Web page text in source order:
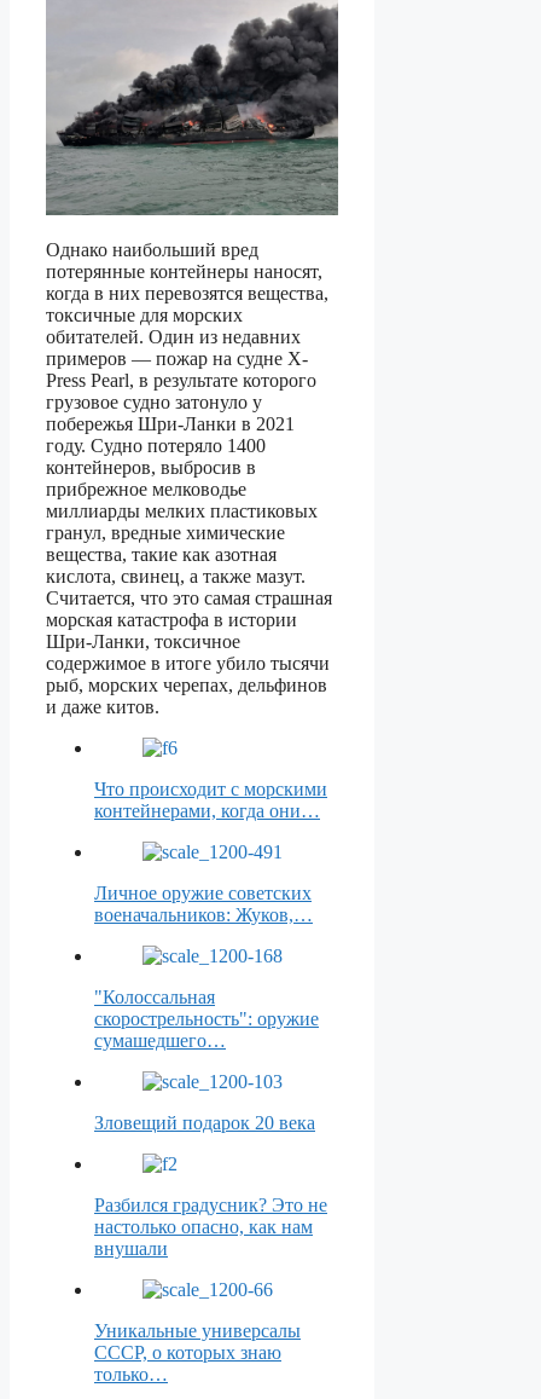
Однако наибольший вред
потерянные контейнеры наносят,
когда в них перевозятся вещества,
токсичные для морских
обитателей. Один из недавних
примеров — пожар на судне X-
Press Pearl, в результате которого
грузовое судно затонуло у
побережья Шри-Ланки в 2021
году. Судно потеряло 1400
контейнеров, выбросив в
прибрежное мелководье
миллиарды мелких пластиковых
гранул, вредные химические
вещества, такие как азотная
кислота, свинец, а также мазут.
Считается, что это самая страшная
морская катастрофа в истории
Шри-Ланки, токсичное
содержимое в итоге убило тысячи
рыб, морских черепах, дельфинов
и даже китов.
Что происходит с морскими
контейнерами, когда они…
Личное оружие советских
военачальников: Жуков,…
"Колоссальная
скорострельность": оружие
сумашедшего…
Зловещий подарок 20 века
Разбился градусник? Это не
настолько опасно, как нам
внушали
Уникальные универсалы
СССР, о которых знаю
только…